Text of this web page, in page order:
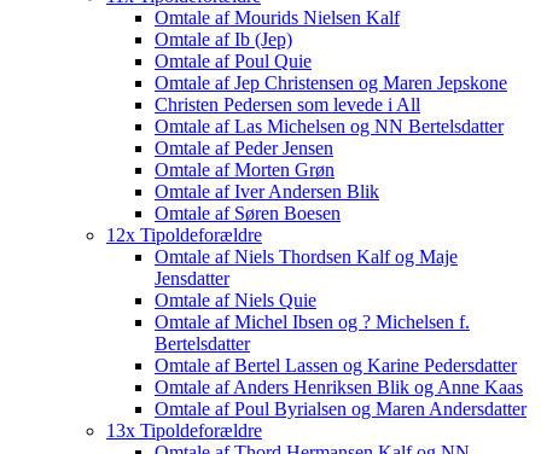
Omtale af Mourids Nielsen Kalf
Omtale af Ib (Jep)
Omtale af Poul Quie
Omtale af Jep Christensen og Maren Jepskone
Christen Pedersen som levede i All
Omtale af Las Michelsen og NN Bertelsdatter
Omtale af Peder Jensen
Omtale af Morten Grøn
Omtale af Iver Andersen Blik
Omtale af Søren Boesen
12x Tipoldeforældre
Omtale af Niels Thordsen Kalf og Maje
Jensdatter
Omtale af Niels Quie
Omtale af Michel Ibsen og ? Michelsen f.
Bertelsdatter
Omtale af Bertel Lassen og Karine Pedersdatter
Omtale af Anders Henriksen Blik og Anne Kaas
Omtale af Poul Byrialsen og Maren Andersdatter
13x Tipoldeforældre